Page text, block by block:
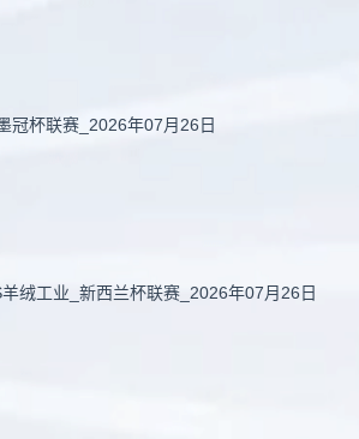
冠杯联赛_2026年07月26日
绒工业_新西兰杯联赛_2026年07月26日